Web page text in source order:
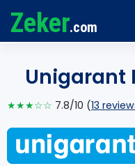
Zeker.com
Unigarant
★★★☆☆ 7.8/10 (13